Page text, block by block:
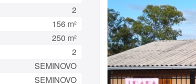
2
156 m²
250 m²
2
SEMINOVO
SEMINOVO